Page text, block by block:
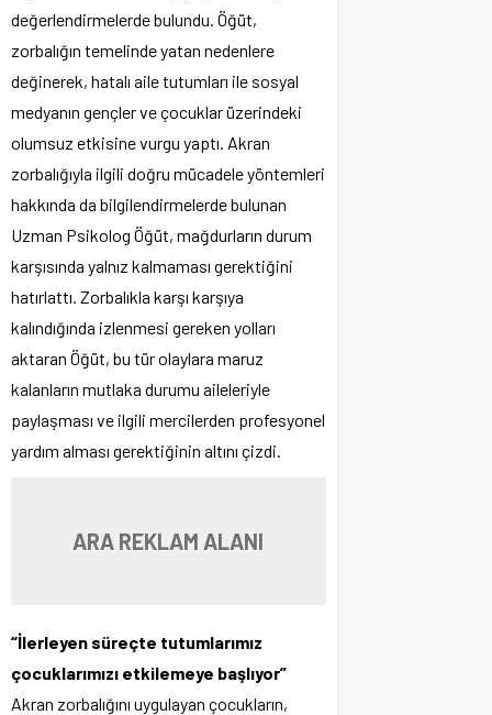
değerlendirmelerde bulundu. Öğüt,
zorbalığın temelinde yatan nedenlere
değinerek, hatalı aile tutumları ile sosyal
medyanın gençler ve çocuklar üzerindeki
olumsuz etkisine vurgu yaptı. Akran
zorbalığıyla ilgili doğru mücadele yöntemleri
hakkında da bilgilendirmelerde bulunan
Uzman Psikolog Öğüt, mağdurların durum
karşısında yalnız kalmaması gerektiğini
hatırlattı. Zorbalıkla karşı karşıya
kalındığında izlenmesi gereken yolları
aktaran Öğüt, bu tür olaylara maruz
kalanların mutlaka durumu aileleriyle
paylaşması ve ilgili mercilerden profesyonel
yardım alması gerektiğinin altını çizdi.
ARA REKLAM ALANI
“İlerleyen süreçte tutumlarımız
çocuklarımızı etkilemeye başlıyor”
Akran zorbalığını uygulayan çocukların,